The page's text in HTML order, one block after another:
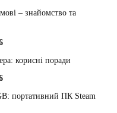
– знайомство та
корисні поради
портативний ПК Steam